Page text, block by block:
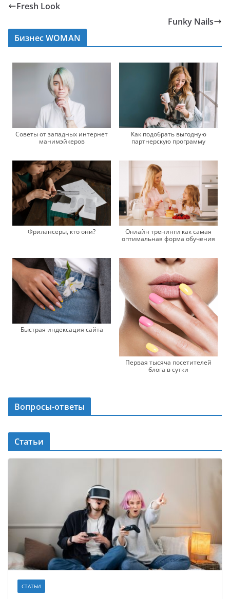
Fresh Look
Funky Nails
Бизнес WOMAN
Советы от западных интернет
манимэйкеров
Как подобрать выгодную
партнерскую программу
Фрилансеры, кто они?
Онлайн тренинги как самая
оптимальная форма обучения
Быстрая индексация сайта
Первая тысяча посетителей
блога в сутки
Вопросы-ответы
Статьи
СТАТЬИ